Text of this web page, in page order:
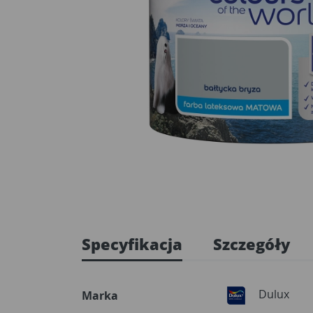
Specyfikacja Szczegóły
Marka Dulux